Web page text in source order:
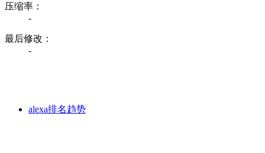
压缩率：
-
最后修改：
-
alexa排名趋势